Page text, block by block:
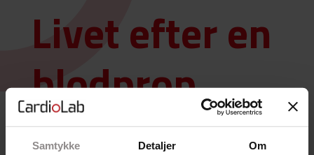
Samtykke Detaljer Om
Livet efter en
blodprop